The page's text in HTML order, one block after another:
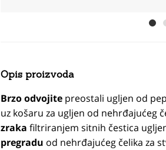
Opis proizvoda
Brzo odvojite preostali ugljen od
uz košaru za ugljen od nehrđajućeg
zraka filtriranjem sitnih čestica
pregradu od nehrđajućeg čelika za